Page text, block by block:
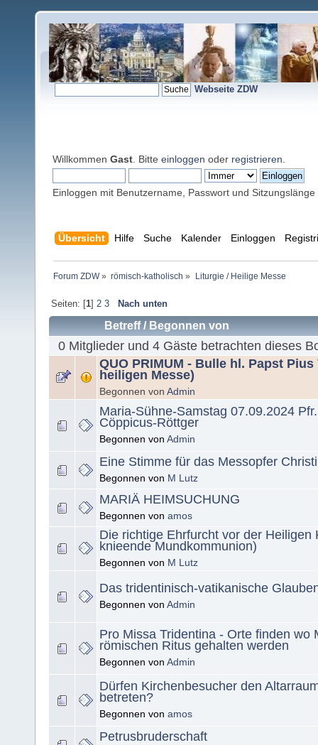
Webseite ZDW
Willkommen Gast . Bitte einloggen oder registrieren
Einloggen mit Benutzername, Passwort und Sitzungslänge
Übersicht Hilfe Suche Kalender Einloggen
Forum ZDW» römisch-katholisch » Liturgie / Heilige Messe
Seiten: [1] 2 3 Nach unten
Betreff/ Begonnen von
0 Mitglieder und 4 Gäste betrachten dieses
QUO PRIMUM - Bulle hl. Papst Pius
heiligen Messe)
Begonnen von Admin
Maria-Sühne-Samstag 07.09.2024
Cöppicus-Röttger
Begonnen von Admin
Eine Stimme für das Messopfer Christi
Begonnen von M Lutz
MARIÄ HEIMSUCHUNG
Begonnen von amos
Die richtige Ehrfurcht vor der Heiligen
knieende Mundkommunion)
Begonnen von M Lutz
Das tridentinisch-vatikanische
Begonnen von Admin
Pro Missa Tridentina - Orte finden wo
römischen Ritus gehalten werden
Begonnen von Admin
Dürfen Kirchenbesucher den
betreten?
Begonnen von amos
Petrusbruderschaft